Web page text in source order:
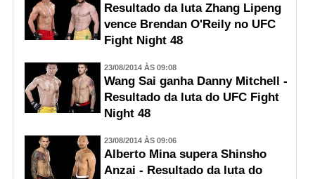
Resultado da luta Zhang Lipeng
vence Brendan O'Reily no UFC
Fight Night 48
23/08/2014 ÀS 09:08
Wang Sai ganha Danny Mitchell -
Resultado da luta do UFC Fight
Night 48
23/08/2014 ÀS 09:06
Alberto Mina supera Shinsho
Anzai - Resultado da luta do